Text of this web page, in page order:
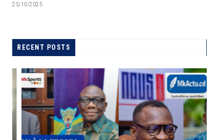
25/10/2025
RECENT POSTS